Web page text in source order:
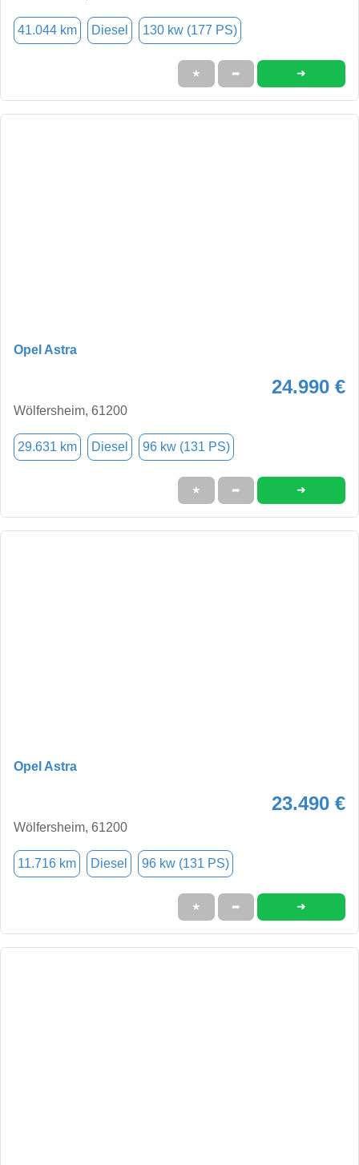
41.044 km Diesel 130 kw (177 PS)
★ ➦ ➜
Opel Astra
24.990 €
Wölfersheim, 61200
29.631 km Diesel 96 kw (131 PS)
★ ➦ ➜
Opel Astra
23.490 €
Wölfersheim, 61200
11.716 km Diesel 96 kw (131 PS)
★ ➦ ➜